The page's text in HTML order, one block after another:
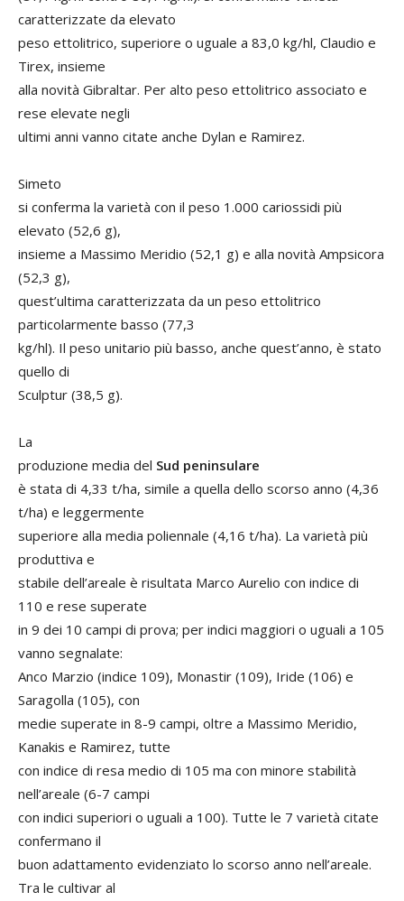
caratterizzate da elevato
peso ettolitrico, superiore o uguale a 83,0 kg/hl, Claudio e
Tirex, insieme
alla novità Gibraltar. Per alto peso ettolitrico associato e
rese elevate negli
ultimi anni vanno citate anche Dylan e Ramirez.
Simeto
si conferma la varietà con il peso 1.000 cariossidi più
elevato (52,6 g),
insieme a Massimo Meridio (52,1 g) e alla novità Ampsicora
(52,3 g),
quest’ultima caratterizzata da un peso ettolitrico
particolarmente basso (77,3
kg/hl). Il peso unitario più basso, anche quest’anno, è stato
quello di
Sculptur (38,5 g).
La
produzione media del Sud peninsulare
è stata di 4,33 t/ha, simile a quella dello scorso anno (4,36
t/ha) e leggermente
superiore alla media poliennale (4,16 t/ha). La varietà più
produttiva e
stabile dell’areale è risultata Marco Aurelio con indice di
110 e rese superate
in 9 dei 10 campi di prova; per indici maggiori o uguali a 105
vanno segnalate:
Anco Marzio (indice 109), Monastir (109), Iride (106) e
Saragolla (105), con
medie superate in 8-9 campi, oltre a Massimo Meridio,
Kanakis e Ramirez, tutte
con indice di resa medio di 105 ma con minore stabilità
nell’areale (6-7 campi
con indici superiori o uguali a 100). Tutte le 7 varietà citate
confermano il
buon adattamento evidenziato lo scorso anno nell’areale.
Tra le cultivar al